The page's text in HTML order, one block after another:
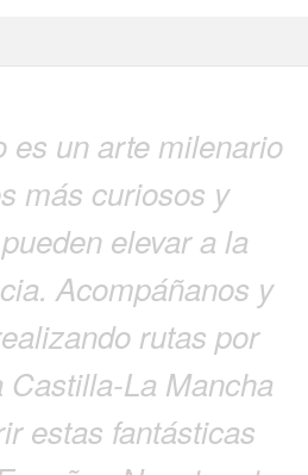
es un arte milenario
más curiosos y
elevar a la
Acompáñanos y
rutas por
Castilla-La Mancha
estas fantásticas